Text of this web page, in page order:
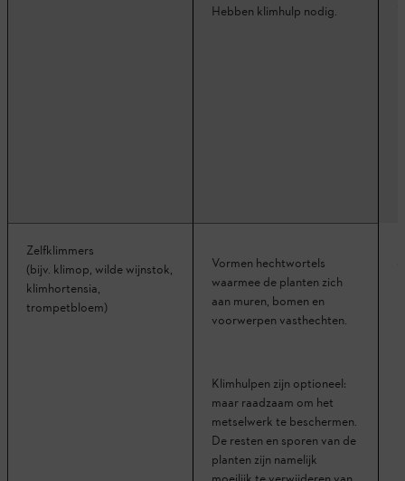
Hebben klimhulp nodig.
Zelfklimmers
(bijv. klimop, wilde wijnstok,
klimhortensia,
trompetbloem)
Vormen hechtwortels
waarmee de planten zich
aan muren, bomen en
voorwerpen vasthechten.
Klimhulpen zijn optioneel:
maar raadzaam om het
metselwerk te beschermen.
De resten en sporen van de
planten zijn namelijk